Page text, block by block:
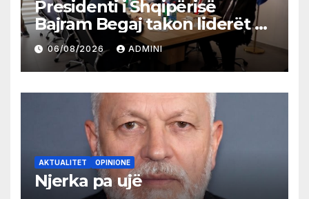
Presidenti i Shqipërisë
Bajram Begaj takon liderët e
partive shqiptare në Ulqin
06/08/2026 ADMINI
AKTUALITET OPINIONE
Njerka pa ujë